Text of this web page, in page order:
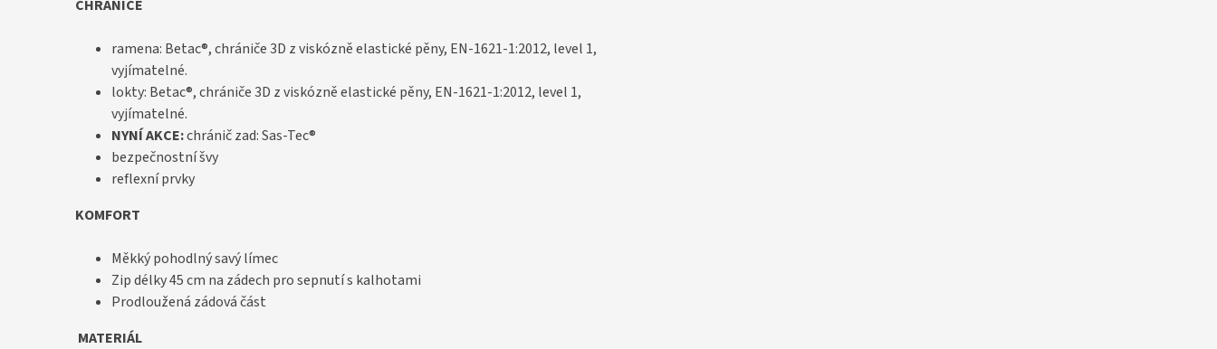
CHRÁNIČE
ramena: Betac®, chrániče 3D z viskózně elastické pěny, EN-1621-1:2012, level 1,
vyjímatelné.
lokty: Betac®, chrániče 3D z viskózně elastické pěny, EN-1621-1:2012, level 1,
vyjímatelné.
NYNÍ AKCE:chránič zad: Sas-Tec®
bezpečnostní švy
reflexní prvky
KOMFORT
Měkký pohodlný savý límec
Zip délky 45 cm na zádech pro sepnutí s kalhotami
Prodloužená zádová část
MATERIÁL